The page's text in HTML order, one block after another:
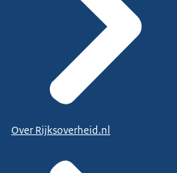
Over Rijksoverheid.nl